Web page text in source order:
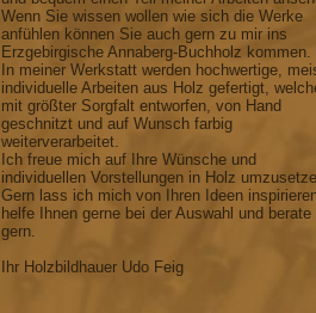
Wenn Sie wissen wollen wie sich die Werke
anfühlen können Sie auch gern zu mir ins
Erzgebirgische Annaberg-Buchholz kommen.
In meiner Werkstatt werden hochwertige,
individuelle Arbeiten aus Holz gefertigt,
mit größter Sorgfalt entworfen, von Hand
geschnitzt und auf Wunsch farbig
weiterverarbeitet.
Ich freue mich auf Ihre Wünsche und
individuellen Vorstellungen in Holz
Gern lass ich mich von Ihren Ideen
helfe Ihnen gerne bei der Auswahl und berate
gern.
Ihr Holzbildhauer Udo Feig